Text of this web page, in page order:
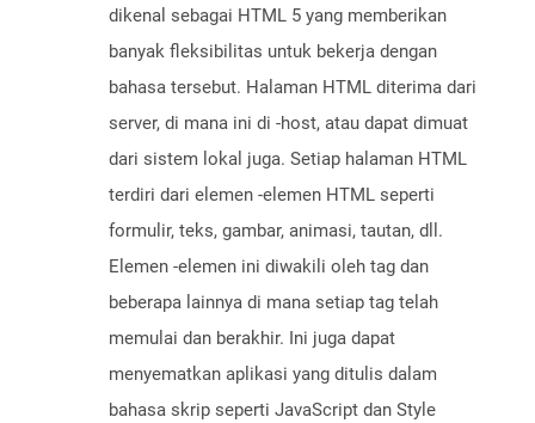
dikenal sebagai HTML 5 yang memberikan
banyak fleksibilitas untuk bekerja dengan
bahasa tersebut. Halaman HTML diterima dari
server, di mana ini di -host, atau dapat dimuat
dari sistem lokal juga. Setiap halaman HTML
terdiri dari elemen -elemen HTML seperti
formulir, teks, gambar, animasi, tautan, dll.
Elemen -elemen ini diwakili oleh tag dan
beberapa lainnya di mana setiap tag telah
memulai dan berakhir. Ini juga dapat
menyematkan aplikasi yang ditulis dalam
bahasa skrip seperti JavaScript dan Style